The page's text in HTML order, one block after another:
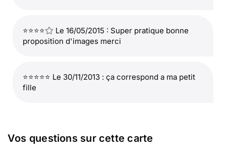
⭐⭐⭐⭐
Le 16/05/2015 : Super pratique bonne
proposition d'images merci
⭐⭐⭐⭐⭐ Le 30/11/2013 : ça correspond a ma petit
fille
Vos questions sur cette carte